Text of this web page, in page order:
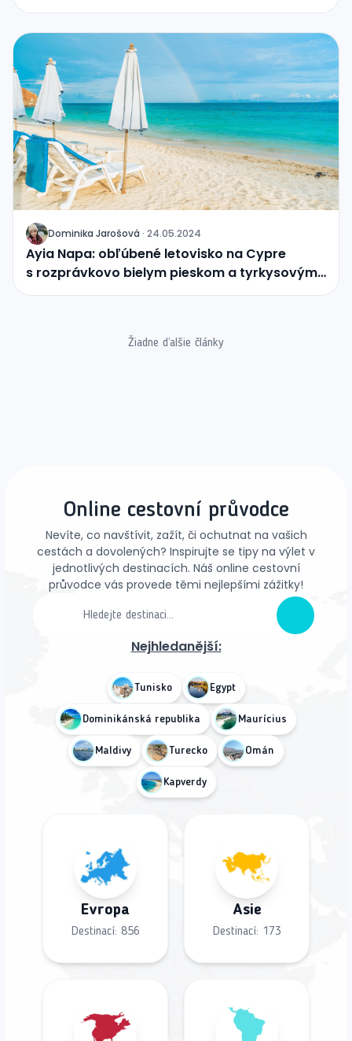
J Dominika Jarošová · 24.05.2024
Ayia Napa: obľúbené letovisko na Cypre
s rozprávkovo bielym pieskom a tyrkysovým
morom
Žiadne ďalšie články
Online cestovní průvodce
Nevíte, co navštívit, zažít, či ochutnat na vašich
cestách a dovolených? Inspirujte se tipy na výlet v
jednotlivých destinacích. Náš online cestovní
průvodce vás provede těmi nejlepšími zážitky!
Nejhledanější:
Tunisko Egypt
Dominikánská republika Maurícius
Maldivy Turecko Omán
Kapverdy
Evropa
Destinací: 856
Asie
Destinací: 173